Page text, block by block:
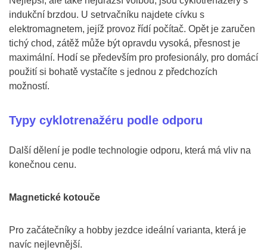
indukční brzdou. U setrvačníku najdete cívku s
elektromagnetem, jejíž provoz řídí počítač. Opět je zaručen
tichý chod, zátěž může být opravdu vysoká, přesnost je
maximální. Hodí se především pro profesionály, pro domácí
použití si bohatě vystačíte s jednou z předchozích
možností.
Typy cyklotrenažéru podle odporu
Další dělení je podle technologie odporu, která má vliv na
konečnou cenu.
Magnetické kotouče
Pro začátečníky a hobby jezdce ideální varianta, která je
navíc nejlevnější.